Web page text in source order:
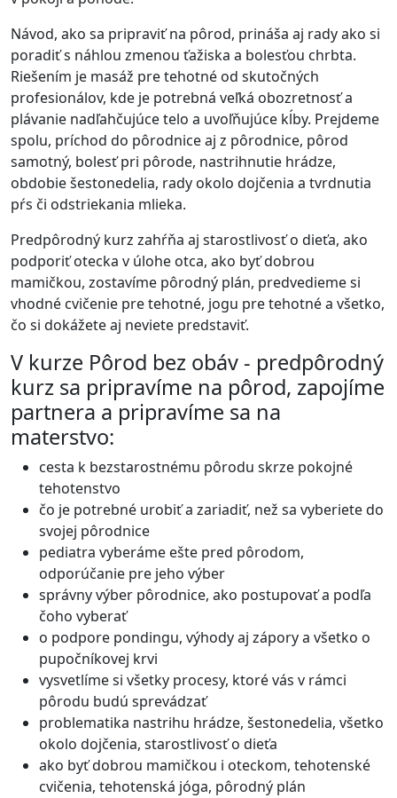
Návod, ako sa pripraviť na pôrod, prináša aj rady ako si
poradiť s náhlou zmenou ťažiska a bolesťou chrbta.
Riešením je masáž pre tehotné od skutočných
profesionálov, kde je potrebná veľká obozretnosť a
plávanie nadľahčujúce telo a uvoľňujúce kĺby. Prejdeme
spolu, príchod do pôrodnice aj z pôrodnice, pôrod
samotný, bolesť pri pôrode, nastrihnutie hrádze,
obdobie šestonedelia, rady okolo dojčenia a tvrdnutia
pŕs či odstriekania mlieka.
Predpôrodný kurz zahŕňa aj starostlivosť o dieťa, ako
podporiť otecka v úlohe otca, ako byť dobrou
mamičkou, zostavíme pôrodný plán, predvedieme si
vhodné cvičenie pre tehotné, jogu pre tehotné a všetko,
čo si dokážete aj neviete predstaviť.
V kurze Pôrod bez obáv - predpôrodný
kurz sa pripravíme na pôrod, zapojíme
partnera a pripravíme sa na
materstvo:
cesta k bezstarostnému pôrodu skrze pokojné
tehotenstvo
čo je potrebné urobiť a zariadiť, než sa vyberiete do
svojej pôrodnice
pediatra vyberáme ešte pred pôrodom,
odporúčanie pre jeho výber
správny výber pôrodnice, ako postupovať a podľa
čoho vyberať
o podpore pondingu, výhody aj zápory a všetko o
pupočníkovej krvi
vysvetlíme si všetky procesy, ktoré vás v rámci
pôrodu budú sprevádzať
problematika nastrihu hrádze, šestonedelia, všetko
okolo dojčenia, starostlivosť o dieťa
ako byť dobrou mamičkou i oteckom, tehotenské
cvičenia, tehotenská jóga, pôrodný plán